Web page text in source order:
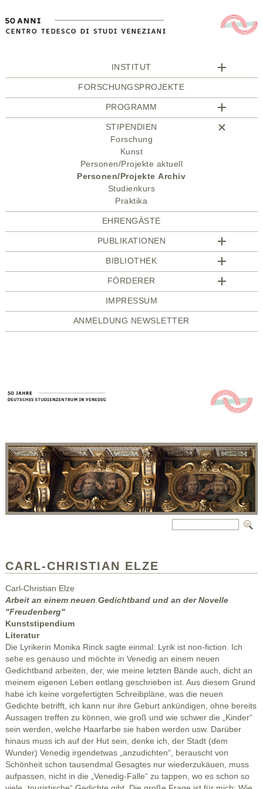
INSTITUT
FORSCHUNGSPROJEKTE
PROGRAMM
STIPENDIEN
Forschung
Kunst
Personen/Projekte aktuell
Personen/Projekte Archiv
Studienkurs
Praktika
EHRENGÄSTE
PUBLIKATIONEN
BIBLIOTHEK
FÖRDERER
IMPRESSUM
ANMELDUNG NEWSLETTER
CARL-CHRISTIAN ELZE
Carl-Christian Elze
Arbeit an einem neuen Gedichtband und an der Novelle
"Freudenberg"
Kunststipendium
Literatur
Die Lyrikerin Monika Rinck sagte einmal: Lyrik ist non-fiction. Ich
sehe es genauso und möchte in Venedig an einem neuen
Gedichtband arbeiten, der, wie meine letzten Bände auch, dicht an
meinem eigenen Leben entlang geschrieben ist. Aus diesem Grund
habe ich keine vorgefertigten Schreibpläne, was die neuen
Gedichte betrifft, ich kann nur ihre Geburt ankündigen, ohne bereits
Aussagen treffen zu können, wie groß und wie schwer die „Kinder“
sein werden, welche Haarfarbe sie haben werden usw. Darüber
hinaus muss ich auf der Hut sein, denke ich, der Stadt (dem
Wunder) Venedig irgendetwas „anzudichten“, berauscht von
Schönheit schon tausendmal Gesagtes nur wiederzukäuen, muss
aufpassen, nicht in die „Venedig-Falle“ zu tappen, wo es schon so